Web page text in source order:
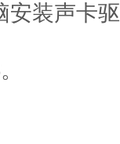
安装声卡